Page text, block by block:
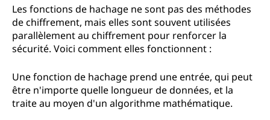
Les fonctions de hachage ne sont pas des méthodes
de chiffrement, mais elles sont souvent utilisées
parallèlement au chiffrement pour renforcer la
sécurité. Voici comment elles fonctionnent :
Une fonction de hachage prend une entrée, qui peut
être n'importe quelle longueur de données, et la
traite au moyen d'un algorithme mathématique.